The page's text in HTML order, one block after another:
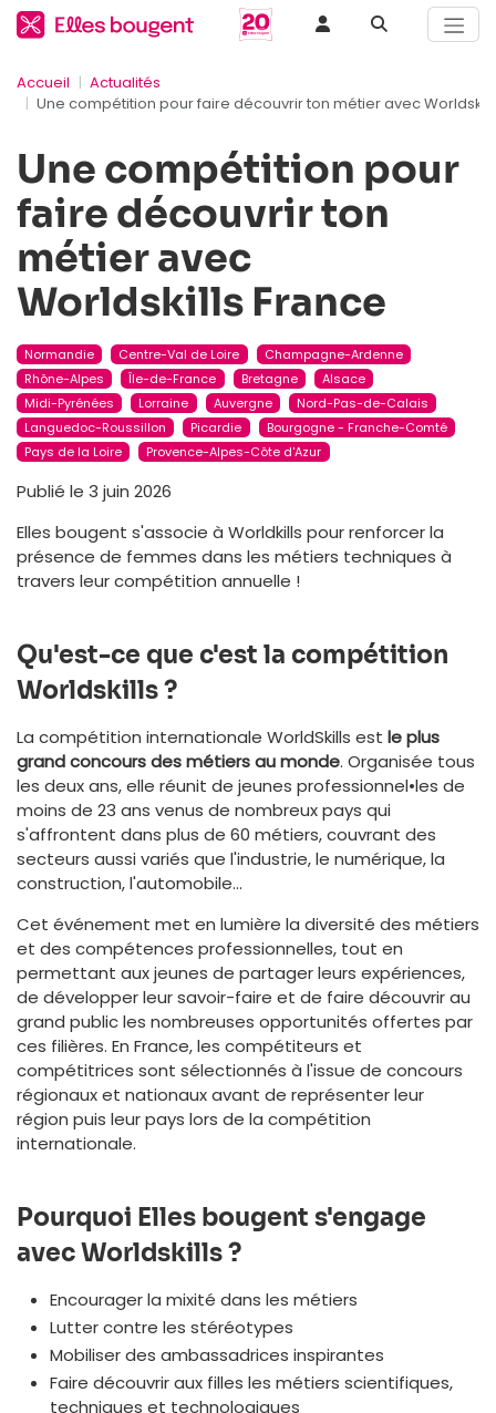
Accueil
Actualités
Une compétition pour faire découvrir ton métier avec
Une compétition pour
faire découvrir ton
métier avec
Worldskills France
Normandie Centre-Val de Loire
Champagne-Ardenne
Rhône-Alpes
Île-de-France Bretagne
Alsace
Midi-Pyrénées
Lorraine Auvergne
Nord-Pas-de-Calais
Languedoc-Roussillon
Picardie
Bourgogne - Franche-Comté
Pays de la Loire
Provence-Alpes-Côte d'Azur
Publié le 3 juin 2026
Elles bougent s'associe à Worldkills pour renforcer la
présence de femmes dans les métiers techniques à
travers leur compétition annuelle !
Qu'est-ce que c'est la compétition
Worldskills ?
La compétition internationale WorldSkills est le plus
grand concours des métiers au monde. Organisée tous
les deux ans, elle réunit de jeunes professionnel•les de
moins de 23 ans venus de nombreux pays qui
s'affrontent dans plus de 60 métiers, couvrant des
secteurs aussi variés que l'industrie, le numérique, la
construction, l'automobile...
Cet événement met en lumière la diversité des métiers
et des compétences professionnelles, tout en
permettant aux jeunes de partager leurs expériences,
de développer leur savoir-faire et de faire découvrir au
grand public les nombreuses opportunités offertes par
ces filières. En France, les compétiteurs et
compétitrices sont sélectionnés à l'issue de concours
régionaux et nationaux avant de représenter leur
région puis leur pays lors de la compétition
internationale.
Pourquoi Elles bougent s'engage
avec Worldskills ?
Encourager la mixité dans les métiers
Lutter contre les stéréotypes
Mobiliser des ambassadrices inspirantes
Faire découvrir aux filles les métiers scientifiques,
techniques et technologiques